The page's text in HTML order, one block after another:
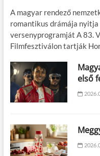
A magyar rendező
romantikus drámája
versenyprogramját A 83.
Filmfesztiválon tartják
első